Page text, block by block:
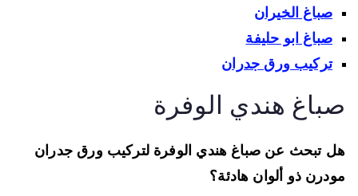
صباغ الخيران
صباغ ابو حليفة
تركيب ورق جدران
هندي الوفرة
تبحث عن صباغ هندي الوفرة لتركيب ورق جدران
ذو ألوان هادئة؟